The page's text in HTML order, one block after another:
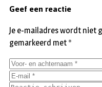
Geef een reactie
Je e-mailadres wordt niet
gemarkeerd met *